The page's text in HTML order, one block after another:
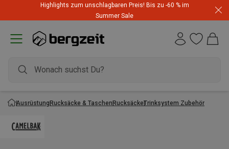
Highlights zum unschlagbaren Preis! Bis zu -60 % im
Summer Sale
AusrüstungRucksäcke & TaschenRucksäckeTrinksystem Zubehör